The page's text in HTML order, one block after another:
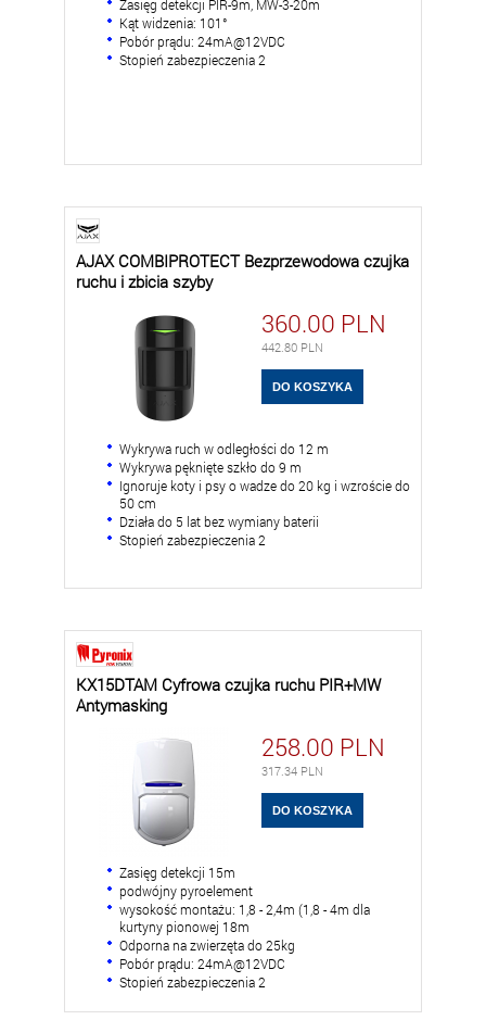
Zasięg detekcji PIR-9m, MW-3-20m
Kąt widzenia: 101°
Pobór prądu: 24mA@12VDC
Stopień zabezpieczenia 2
AJAX COMBIPROTECT Bezprzewodowa czujka
ruchu i zbicia szyby
360.00 PLN
442.80 PLN
Wykrywa ruch w odległości do 12 m
Wykrywa pęknięte szkło do 9 m
Ignoruje koty i psy o wadze do 20 kg i wzroście do
50 cm
Działa do 5 lat bez wymiany baterii
Stopień zabezpieczenia 2
KX15DTAM Cyfrowa czujka ruchu PIR+MW
Antymasking
258.00 PLN
317.34 PLN
Zasięg detekcji 15m
podwójny pyroelement
wysokość montażu: 1,8 - 2,4m (1,8 - 4m dla
kurtyny pionowej 18m
Odporna na zwierzęta do 25kg
Pobór prądu: 24mA@12VDC
Stopień zabezpieczenia 2